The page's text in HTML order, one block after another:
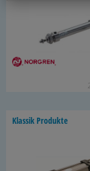
Klas­sik Pro­duk­te